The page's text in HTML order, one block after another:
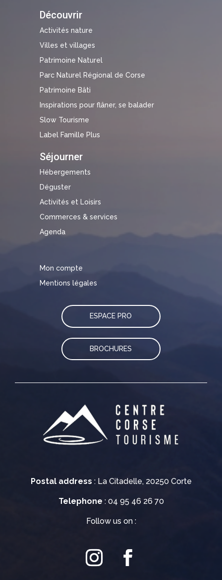
Postal address : La Citadelle, 20250 Corte
Telephone : 04 95 46 26 70
Follow us on :
Découvrir
Activités nature
Villes et villages
Patrimoine Naturel
Parc Naturel Régional de Corse
Patrimoine Bâti
Inspirations pour flâner, se balader
Slow Tourisme
Label Famille Plus
Séjourner
Hébergements
Déguster
Activités et Loisirs
Commerces & services
Agenda
Mon compte
Mentions légales
ESPACE PRO
BROCHURES